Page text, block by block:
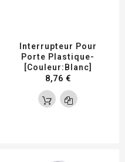
Interrupteur Pour
Porte Plastique-
[Couleur:Blanc]
8,76 €